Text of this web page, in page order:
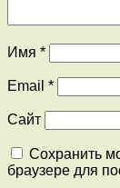
Имя *
Email *
Сайт
Сохранить
браузере для